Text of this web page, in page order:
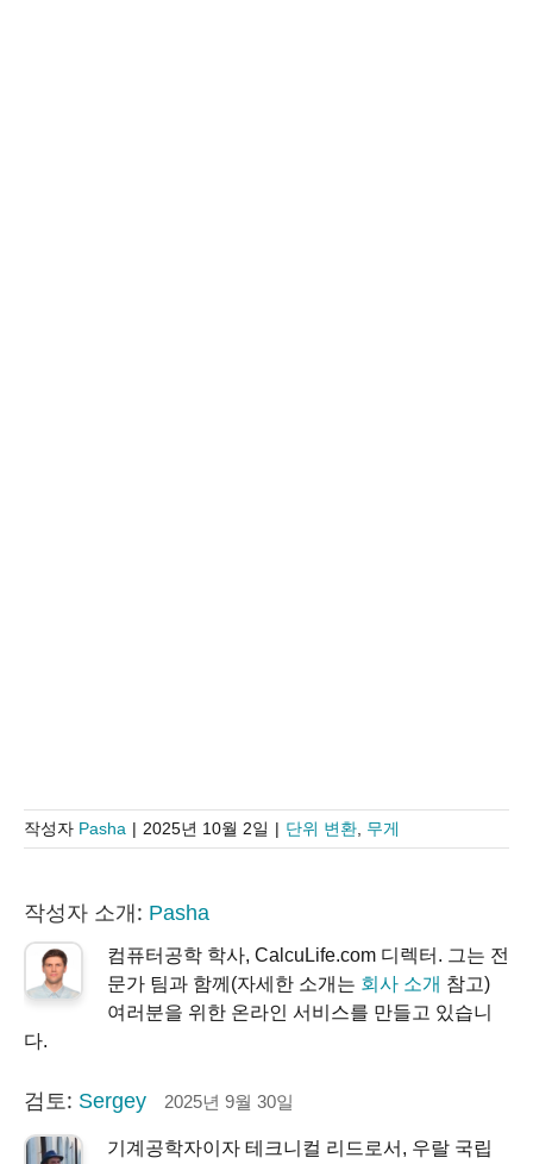
작성자 Pasha | 2025년 10월 2일 | 단위 변환, 무게
작성자 소개: Pasha
컴퓨터공학 학사, CalcuLife.com 디렉터. 그는 전
문가 팀과 함께(자세한 소개는 회사 소개 참고)
여러분을 위한 온라인 서비스를 만들고 있습니
다.
검토: Sergey 2025년 9월 30일
기계공학자이자 테크니컬 리드로서, 우랄 국립